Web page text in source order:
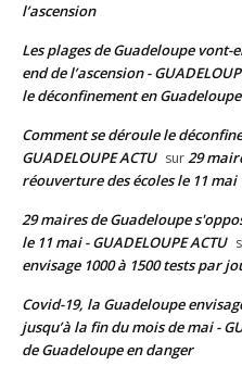
l’ascension
Les plages de Guadeloupe vont-
end de l’ascension -
le déconfinement en Guadeloupe
Comment se déroule le
GUADELOUPE ACTU sur29
réouverture des écoles le 11 mai
29 maires de Guadeloupe
le 11 mai - GUADELOUPE ACTU
envisage 1000 à 1500 tests par
Covid-19, la Guadeloupe
jusqu’à la fin du mois de mai -
de Guadeloupe en danger